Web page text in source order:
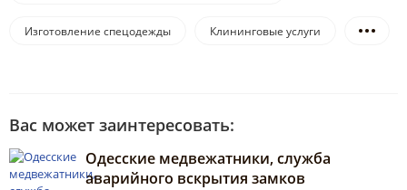
Изготовление спецодежды Клининговые услуги
Вас может заинтересовать:
Одесские медвежатники, служба
аварийного вскрытия замков